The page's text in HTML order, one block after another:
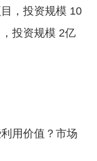
，投资规模 10
投资规模 2亿
用价值？市场